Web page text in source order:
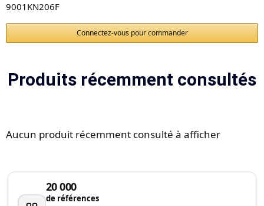
9001KN206F
Connectez-vous pour commander
Produits récemment consultés
Aucun produit récemment consulté à afficher
20 000
de références